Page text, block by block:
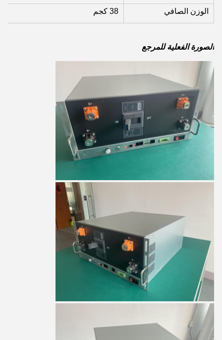
الوزن الصافي 38 كجم
الصورة الفعلية للمرجع
cara
Good day, what product are you looking for?